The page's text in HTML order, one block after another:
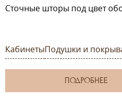
Сточные шторы под цвет
КабинетыПодушки и
ПОДРОБНЕЕ